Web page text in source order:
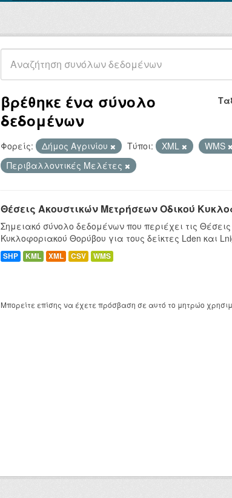
βρέθηκε ένα σύνολο
δεδομένων
Φορείς: Δήμος Αγρινίου Τύποι: XML WMS
Περιβαλλοντικές Μελέτες
Θέσεις Ακουστικών Μετρήσεων Οδικού
Σημειακό σύνολο δεδομένων που περιέχει τις
Κυκλοφοριακού Θορύβου για τους δείκτες Lden και
SHP KML XML CSV WMS
Μπορείτε επίσης να έχετε πρόσβαση σε αυτό το μητρώο